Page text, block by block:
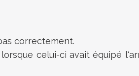
correctement.
celui-ci avait équipé